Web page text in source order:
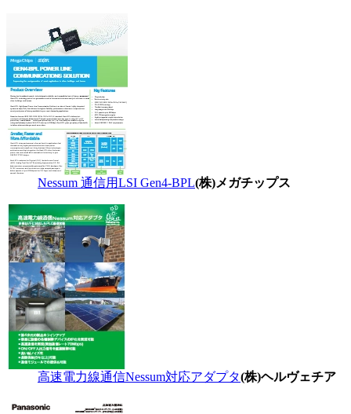
Nessum 通信用LSI Gen4-BPL(株)メガチップス
高速電力線通信Nessum対応アダプタ(株)ヘルヴェチア